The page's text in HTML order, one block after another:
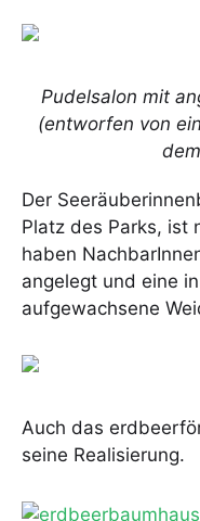
Pudelsalon mit
(entworfen von
Der
Platz des Parks, ist
haben
angelegt und eine
aufgewachsene
Auch das
seine Realisierung.